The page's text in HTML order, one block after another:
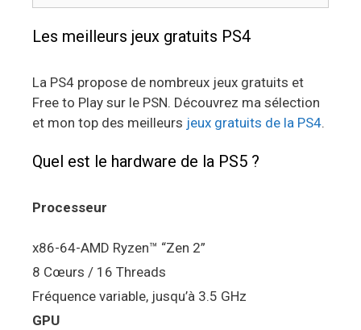
Les meilleurs jeux gratuits PS4
La PS4 propose de nombreux jeux gratuits et
Free to Play sur le PSN. Découvrez ma sélection
et mon top des meilleurs jeux gratuits de la PS4.
Quel est le hardware de la PS5 ?
Processeur
x86-64-AMD Ryzen™ “Zen 2”
8 Cœurs / 16 Threads
Fréquence variable, jusqu’à 3.5 GHz
GPU